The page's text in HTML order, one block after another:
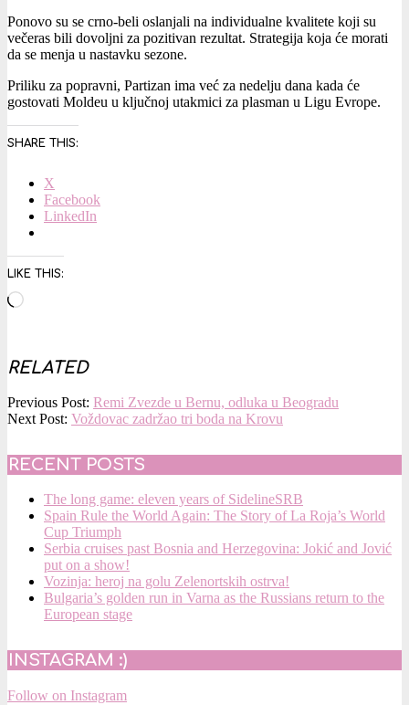
Ponovo su se crno-beli oslanjali na individualne kvalitete koji su
večeras bili dovoljni za pozitivan rezultat. Strategija koja će morati
da se menja u nastavku sezone.
Priliku za popravni, Partizan ima već za nedelju dana kada će
gostovati Moldeu u ključnoj utakmici za plasman u Ligu Evrope.
SHARE THIS:
X
Facebook
LinkedIn
LIKE THIS:
Loading…
RELATED
2019-
08-
Previous Post: Remi Zvezde u Bernu, odluka u Beogradu
Next Post: Voždovac zadržao tri boda na Krovu
RECENT POSTS
The long game: eleven years of SidelineSRB
Spain Rule the World Again: The Story of La Roja’s World
Cup Triumph
Serbia cruises past Bosnia and Herzegovina: Jokić and Jović
put on a show!
Vozinja: heroj na golu Zelenortskih ostrva!
Bulgaria’s golden run in Varna as the Russians return to the
European stage
INSTAGRAM :)
Follow on Instagram